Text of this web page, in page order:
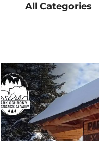
All Categories